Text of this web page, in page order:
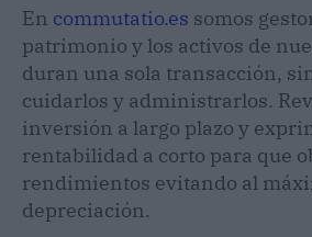
En commutatio.es somos
patrimonio y los activos de
duran una sola transacción,
cuidarlos y administrarlos.
inversión a largo plazo y
rentabilidad a corto para que
rendimientos evitando al
depreciación.